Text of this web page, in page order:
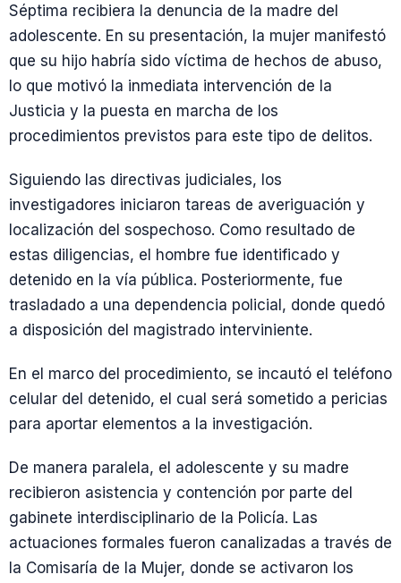
Séptima recibiera la denuncia de la madre del
adolescente. En su presentación, la mujer manifestó
que su hijo habría sido víctima de hechos de abuso,
lo que motivó la inmediata intervención de la
Justicia y la puesta en marcha de los
procedimientos previstos para este tipo de delitos.
Siguiendo las directivas judiciales, los
investigadores iniciaron tareas de averiguación y
localización del sospechoso. Como resultado de
estas diligencias, el hombre fue identificado y
detenido en la vía pública. Posteriormente, fue
trasladado a una dependencia policial, donde quedó
a disposición del magistrado interviniente.
En el marco del procedimiento, se incautó el teléfono
celular del detenido, el cual será sometido a pericias
para aportar elementos a la investigación.
De manera paralela, el adolescente y su madre
recibieron asistencia y contención por parte del
gabinete interdisciplinario de la Policía. Las
actuaciones formales fueron canalizadas a través de
la Comisaría de la Mujer, donde se activaron los